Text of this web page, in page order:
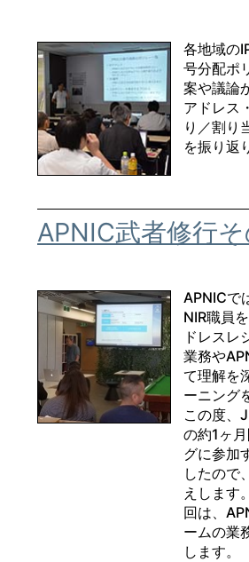
各地域の
号分配ポ
案や議論
アドレス
り／割り
を振り返
APNIC武者修行
APNICで
NIR職員
ドレスレ
業務や
て理解を
ーニング
この度、
の約1ヶ
グに参加
したので
えします
回は、
ームの業
します。